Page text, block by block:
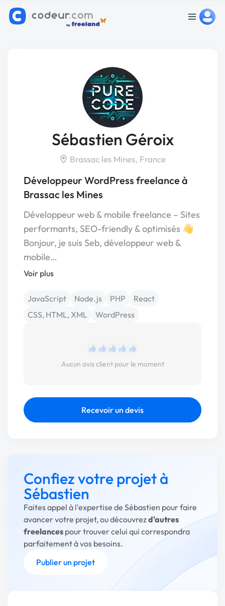
Sébastien Géroix
Brassac les Mines, France
Développeur WordPress freelance à
Brassac les Mines
Développeur web & mobile freelance – Sites
performants, SEO-friendly & optimisés 👋
Bonjour, je suis Seb, développeur web &
mobile…
Voir plus
JavaScript Node.js PHP
React
CSS, HTML, XML
WordPress
Aucun avis client pour le moment
Recevoir un devis
Confiez votre projet à
Sébastien
Faites appel à l'expertise de Sébastien pour faire
avancer votre projet, ou découvrezd'autres
freelances pour trouver celui qui correspondra
parfaitement à vos besoins.
Publier un projet